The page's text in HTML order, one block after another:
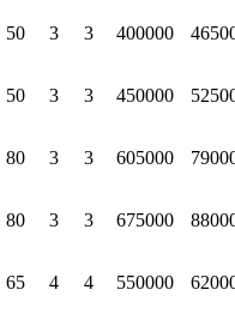
50 3 3 400000
50 3 3 450000
80 3 3 605000
80 3 3 675000
65 4 4 550000